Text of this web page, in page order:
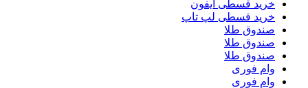
خرید قسطی آیفون
خرید قسطی لپ تاپ
صندوق طلا
صندوق طلا
صندوق طلا
وام فوری
وام فوری